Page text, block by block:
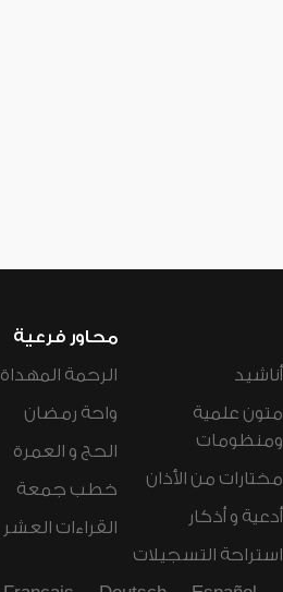
أناشيد
متون علمية
ومنظومات
مختارات من الأذان
أدعية و أذكار
استراحة التسجيلات
محاور فرعية
الرحمة المهداة
واحة رمضان
الحج و العمرة
خطب جمعة
القراءات العشر